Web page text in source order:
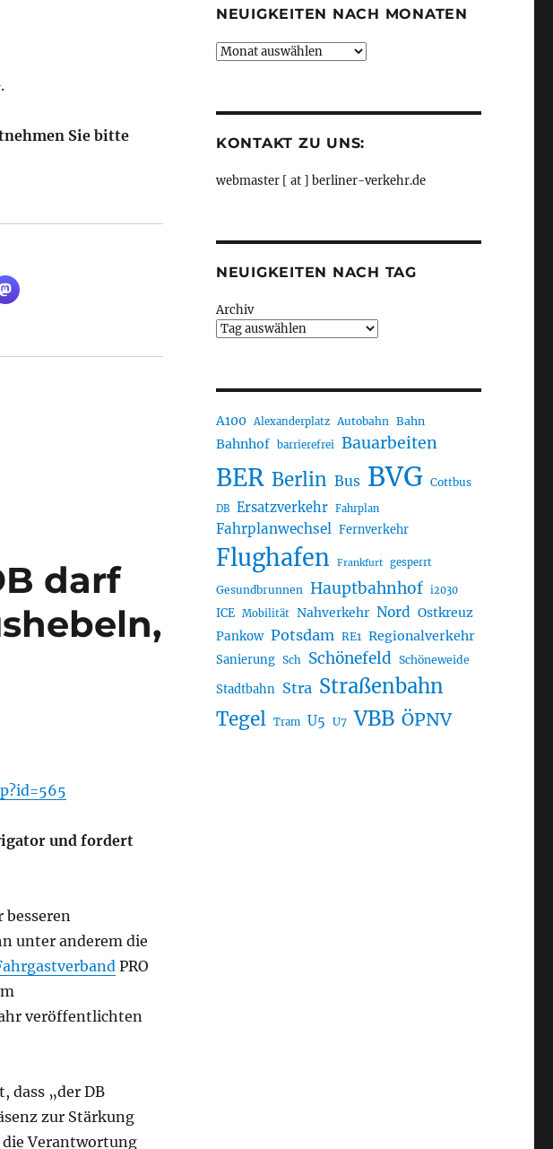
Sie bitte
Berlin Ostbahnhof und Frankfurt (Oder), aus ODEG“
darf
und fordert
besseren
unter anderem die
PRO
veröffentlichten
dass „der DB
zur Stärkung
Verantwortung
NEUIGKEITEN NACH MONATEN
Neuigkeiten
KONTAKT ZU UNS:
webmaster [ at ] berliner-verkehr.de
NEUIGKEITEN NACH TAG
Archiv
A100 Alexanderplatz Autobahn Bahn
Bahnhof barrierefrei Bauarbeiten
BER Berlin Bus BVG Cottbus
DB Ersatzverkehr Fahrplan
Fahrplanwechsel Fernverkehr
Flughafen Frankfurt gesperrt
Gesundbrunnen Hauptbahnhof i2030
ICE Mobilität Nahverkehr Nord Ostkreuz
Pankow Potsdam RE1 Regionalverkehr
Sanierung Sch Schönefeld Schöneweide
Stadtbahn Stra Straßenbahn
Tegel Tram U5 U7 VBB ÖPNV